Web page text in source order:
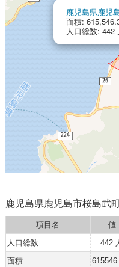
鹿児島県鹿児
面積:
人口総数:
鹿児島県鹿児島市桜島武
項目名 値
人口総数
442
面積